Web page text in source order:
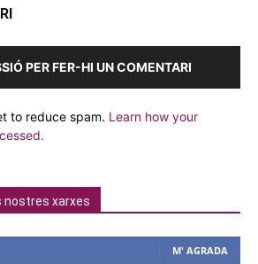
PER FER-HI UN COMENTARI
to reduce spam. Learn how your
nostres xarxes
M' AGRADA